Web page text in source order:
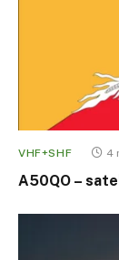
VHF+SHF 4
A50QO –